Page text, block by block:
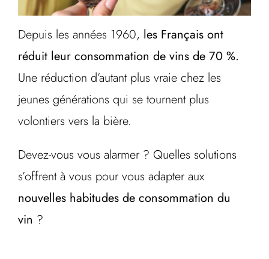
Depuis les années 1960, les Français ont
réduit leur consommation de vins de 70 %.
Une réduction d’autant plus vraie chez les
jeunes générations qui se tournent plus
volontiers vers la bière.
Devez-vous vous alarmer ? Quelles solutions
s’offrent à vous pour vous adapter aux
nouvelles habitudes de consommation du
vin ?